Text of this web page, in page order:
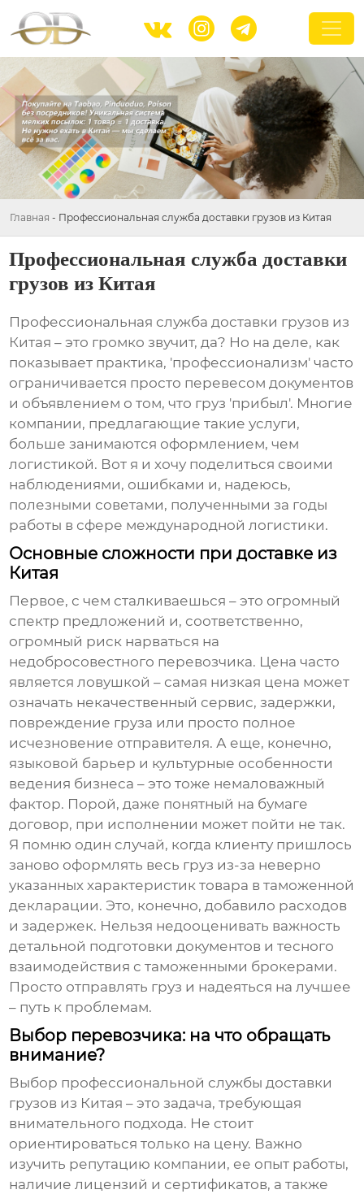
  
Главная - Профессиональная служба доставки грузов из Китая
Профессиональная служба доставки
грузов из Китая
Профессиональная служба доставки грузов из
Китая – это громко звучит, да? Но на деле, как
показывает практика, 'профессионализм' часто
ограничивается просто перевесом документов
и объявлением о том, что груз 'прибыл'. Многие
компании, предлагающие такие услуги,
больше занимаются оформлением, чем
логистикой. Вот я и хочу поделиться своими
наблюдениями, ошибками и, надеюсь,
полезными советами, полученными за годы
работы в сфере международной логистики.
Основные сложности при доставке из
Китая
Первое, с чем сталкиваешься – это огромный
спектр предложений и, соответственно,
огромный риск нарваться на
недобросовестного перевозчика. Цена часто
является ловушкой – самая низкая цена может
означать некачественный сервис, задержки,
повреждение груза или просто полное
исчезновение отправителя. А еще, конечно,
языковой барьер и культурные особенности
ведения бизнеса – это тоже немаловажный
фактор. Порой, даже понятный на бумаге
договор, при исполнении может пойти не так.
Я помню один случай, когда клиенту пришлось
заново оформлять весь груз из-за неверно
указанных характеристик товара в таможенной
декларации. Это, конечно, добавило расходов
и задержек. Нельзя недооценивать важность
детальной подготовки документов и тесного
взаимодействия с таможенными брокерами.
Просто отправлять груз и надеяться на лучшее
– путь к проблемам.
Выбор перевозчика: на что обращать
внимание?
Выбор профессиональной службы доставки
грузов из Китая – это задача, требующая
внимательного подхода. Не стоит
ориентироваться только на цену. Важно
изучить репутацию компании, ее опыт работы,
наличие лицензий и сертификатов, а также